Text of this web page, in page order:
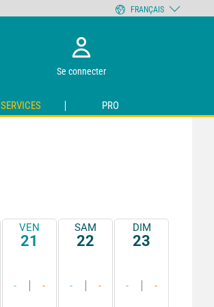
Se connecter
SERVICES PRO
VEN
21
- -
SAM
22
- -
DIM
23
- -
FRANÇAIS